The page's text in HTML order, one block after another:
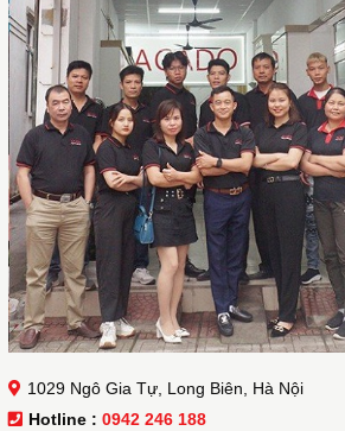
1029 Ngô Gia Tự, Long Biên, Hà Nội
Hotline : 0942 246 188